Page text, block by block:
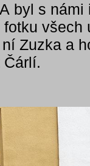
byl s
Zuzka a